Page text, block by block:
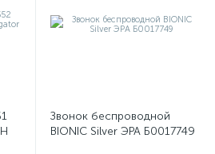
Звонок беспроводной
BIONIC Silver ЭРА Б0017749